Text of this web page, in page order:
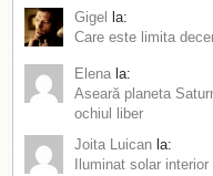
Gigel
la:
Care este limita
Elena la:
Aseară planeta
ochiul liber
Joita Luican la:
Iluminat solar